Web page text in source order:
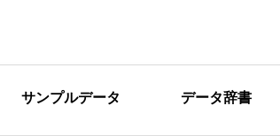
サンプルデータ データ辞書